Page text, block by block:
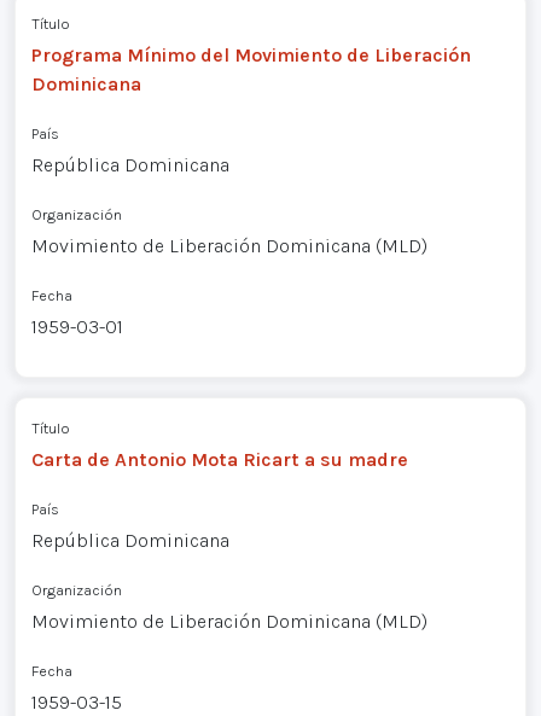
Título
Programa Mínimo del Movimiento de Liberación
Dominicana
País
República Dominicana
Organización
Movimiento de Liberación Dominicana (MLD)
Fecha
1959-03-01
Título
Carta de Antonio Mota Ricart a su madre
País
República Dominicana
Organización
Movimiento de Liberación Dominicana (MLD)
Fecha
1959-03-15